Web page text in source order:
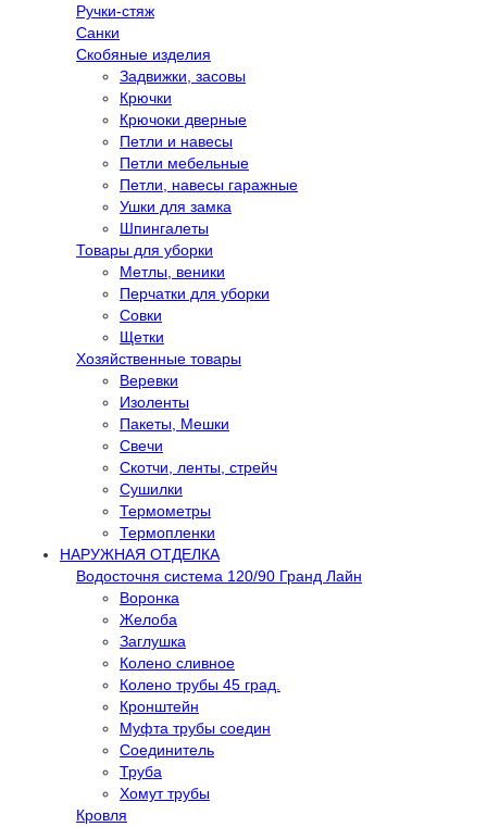
Ручки-стяж
Санки
Скобяные изделия
Задвижки, засовы
Крючки
Крючоки дверные
Петли и навесы
Петли мебельные
Петли, навесы гаражные
Ушки для замка
Шпингалеты
Товары для уборки
Метлы, веники
Перчатки для уборки
Совки
Щетки
Хозяйственные товары
Веревки
Изоленты
Пакеты, Мешки
Свечи
Скотчи, ленты, стрейч
Сушилки
Термометры
Термопленки
НАРУЖНАЯ ОТДЕЛКА
Водосточня система 120/90 Гранд Лайн
Воронка
Желоба
Заглушка
Колено сливное
Колено трубы 45 град.
Кронштейн
Муфта трубы соедин
Соединитель
Труба
Хомут трубы
Кровля